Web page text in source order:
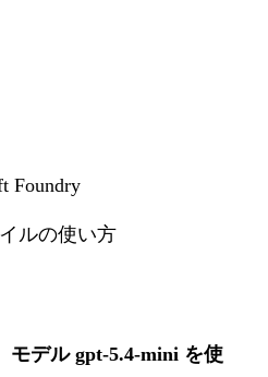
Foundry
ルの使い方
モデル gpt-5.4-mini を使